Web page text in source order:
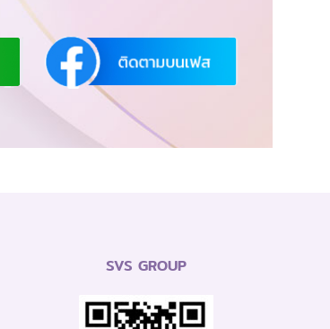
SVS GROUP